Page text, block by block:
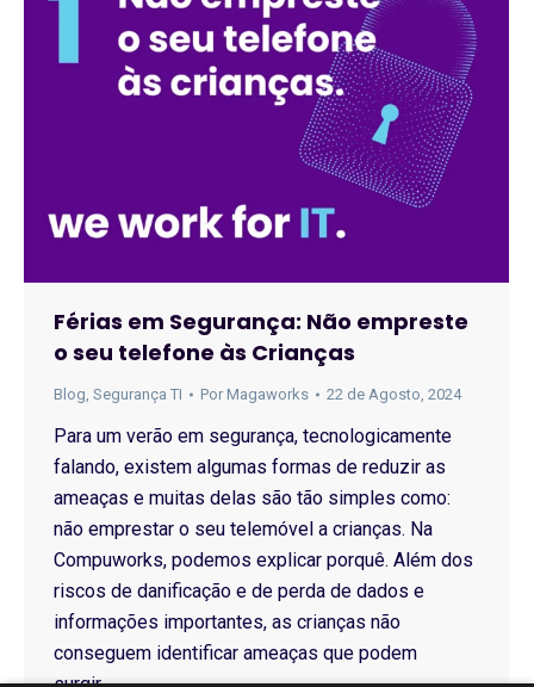
Férias em Segurança: Não empreste
o seu telefone às Crianças
Blog, Segurança TI Por Magaworks 22 de Agosto, 2024
Para um verão em segurança, tecnologicamente
falando, existem algumas formas de reduzir as
ameaças e muitas delas são tão simples como:
não emprestar o seu telemóvel a crianças. Na
Compuworks, podemos explicar porquê. Além dos
riscos de danificação e de perda de dados e
informações importantes, as crianças não
conseguem identificar ameaças que podem